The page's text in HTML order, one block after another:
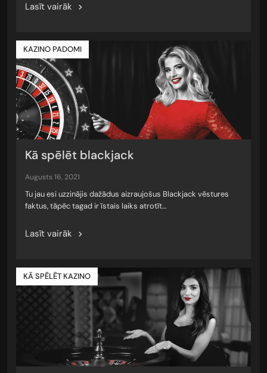
Lasīt vairāk
KAZINO PADOMI
Kā spēlēt blackjack
augusts 16, 2021
Tu jau esi uzzinājis dažādus aizraujošus Blackjack vēstures
faktus, tāpēc tagad ir īstais laiks atrotīt…
Lasīt vairāk
KĀ SPĒLĒT KAZINO